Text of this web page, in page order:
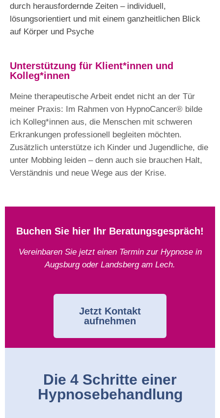
durch herausfordernde Zeiten – individuell,
lösungsorientiert und mit einem ganzheitlichen Blick
auf Körper und Psyche
Unterstützung für Klient*innen und
Kolleg*innen
Meine therapeutische Arbeit endet nicht an der Tür
meiner Praxis: Im Rahmen von HypnoCancer® bilde
ich Kolleg*innen aus, die Menschen mit schweren
Erkrankungen professionell begleiten möchten.
Zusätzlich unterstütze ich Kinder und Jugendliche, die
unter Mobbing leiden – denn auch sie brauchen Halt,
Verständnis und neue Wege aus der Krise.
Buchen Sie hier Ihr Beratungsgespräch!
Vereinbaren Sie jetzt einen Termin zur Hypnose in
Augsburg oder Landsberg am Lech.
Jetzt Kontakt
aufnehmen
Die 4 Schritte einer
Hypnosebehandlung